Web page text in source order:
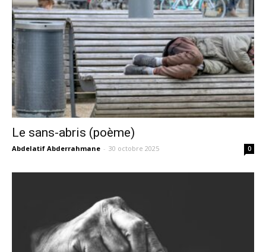
Le sans-abris (poème)
Abdelatif Abderrahmane - 30 octobre 2025 0